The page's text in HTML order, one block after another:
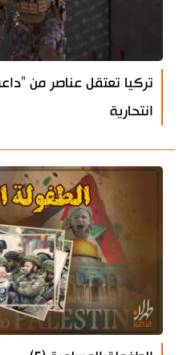
تركيا تعتقل عناصر من
انتحارية